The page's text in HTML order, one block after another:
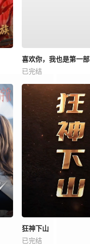
喜欢你，我也是第一部
已完结
狂神下山
已完结